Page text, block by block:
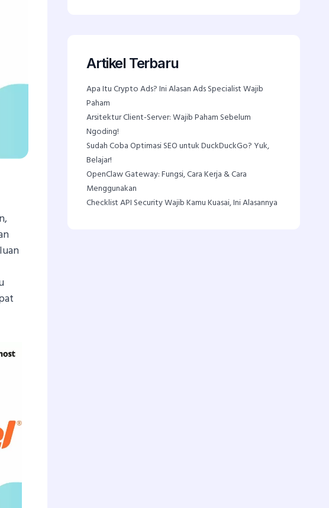
Artikel Terbaru
Apa Itu Crypto Ads? Ini Alasan Ads Specialist Wajib
Paham
Arsitektur Client-Server: Wajib Paham Sebelum
Ngoding!
Sudah Coba Optimasi SEO untuk DuckDuckGo? Yuk,
Belajar!
OpenClaw Gateway: Fungsi, Cara Kerja & Cara
Menggunakan
Checklist API Security Wajib Kamu Kuasai, Ini Alasannya